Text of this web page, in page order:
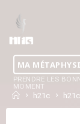
content
MA
PRENDRE LES
MOMENT
Homeh21c h21c